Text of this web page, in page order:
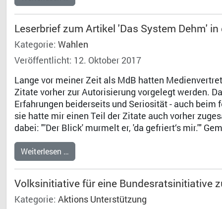
Leserbrief zum Artikel 'Das System Dehm'
Kategorie: Wahlen
Veröffentlicht: 12. Oktober 2017
Lange vor meiner Zeit als MdB hatten
Zitate vorher zur Autorisierung vorgelegt werden.
Erfahrungen beiderseits und Seriosität - auch
sie hatte mir einen Teil der Zitate auch vorher
dabei: "'Der Blick' murmelt er, 'da gefriert‘s mir.'"
Weiterlesen …
Volksinitiative für eine Bundesratsinitiative
Kategorie: Aktions Unterstützung